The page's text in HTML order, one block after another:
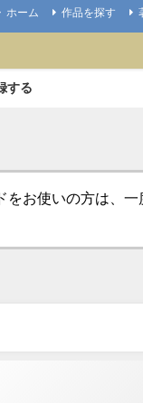
ホーム 作品を探す
する
お使いの方は、